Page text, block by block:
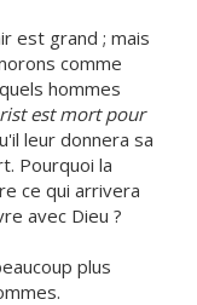
est grand ; mais
comme
hommes
est mort pour
leur donnera sa
Pourquoi la
ce qui arrivera
avec Dieu ?
plus